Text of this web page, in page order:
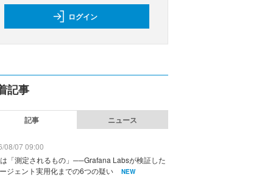
ログイン
記事
記事 ニュース
08/07 09:00
「測定されるもの」──Grafana Labsが検証した
ジェント実用化までの6つの疑い
NEW